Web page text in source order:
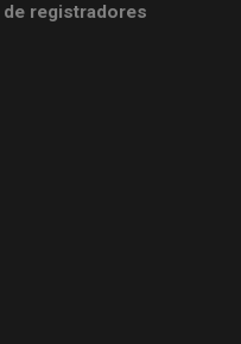
registradores
(abre en ventana nueva)
en ventana nueva)
(abre en ventana nueva)
en ventana nueva)